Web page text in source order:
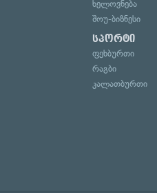
ხელოვნება
შოუ-ბიზნესი
სპორტი
ფეხბურთი
რაგბი
კალათბურთი